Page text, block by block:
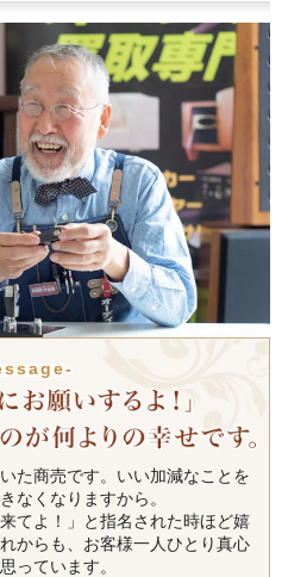
た商売です。いい加減なことを
なくなりますから。
てよ！」と指名された時ほど嬉
からも、お客様一人ひとり真心
っています。